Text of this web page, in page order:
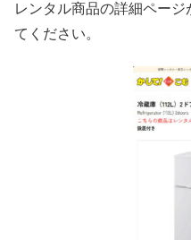
レンタル商品の詳細ペー
てください。